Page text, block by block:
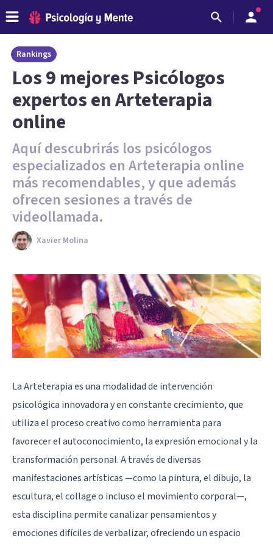
Rankings
Los 9 mejores Psicólogos
expertos en Arteterapia
online
Aquí descubrirás los psicólogos
especializados en Arteterapia online
más recomendables, y que además
ofrecen sesiones a través de
videollamada.
Xavier Molina
LaArteterapiaes una modalidad de intervención
psicológica innovadora y en constante crecimiento, que
utiliza el proceso creativo como herramienta para
favorecer el autoconocimiento, la expresión emocional y la
transformación personal. A través de diversas
manifestaciones artísticas —como la pintura, el dibujo, la
escultura, el collage o incluso el movimiento corporal—,
esta disciplina permite canalizar pensamientos y
emociones difíciles de verbalizar, ofreciendo un espacio